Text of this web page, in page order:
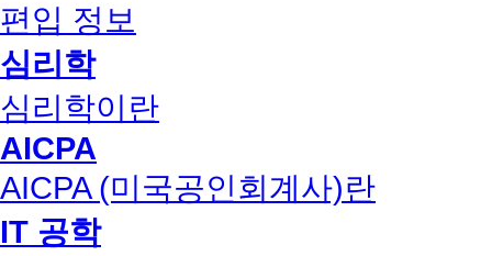
편입 정보
심리학
심리학이란
AICPA
AICPA (미국공인회계사)란
IT 공학